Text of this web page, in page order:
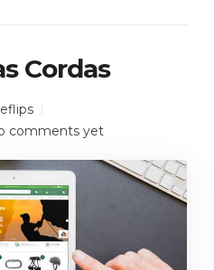
Cordas
eflips
comments yet